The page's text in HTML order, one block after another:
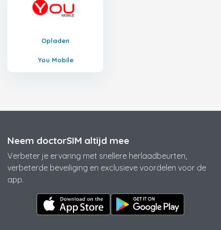
Opladen
You Mobile
Neem doctorSIM altijd mee
Verbeter je ervaring met snellere herlaadbeurten,
verbeterde beveiliging en exclusieve voordelen voor de
app.